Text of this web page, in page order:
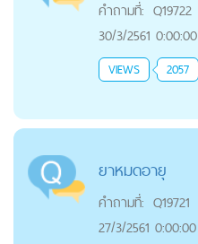
คำถามที่: Q19722
30/3/2561 0:00:00
VIEWS 2057
ยาหมดอายุ
คำถามที่: Q19721
27/3/2561 0:00:00